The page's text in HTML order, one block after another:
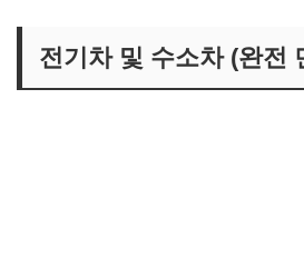
전기차 및 수소차 (완전